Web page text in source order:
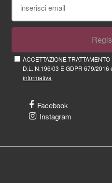
ACCETTAZIONE
D.L. N.196/03 E GDPR 679/
informativa
Facebook
Instagram